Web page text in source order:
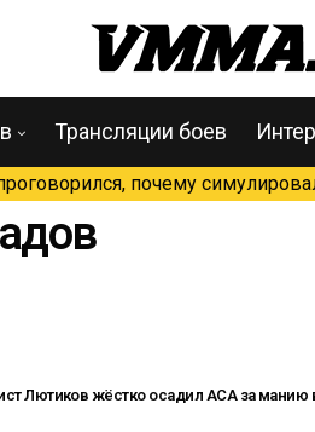
Трансляции боев
почему
Лютиков жёстко осадил ACA за манию